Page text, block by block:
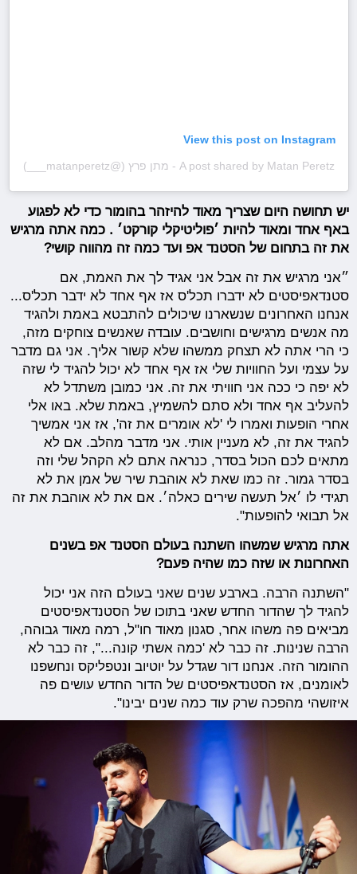
View this post on Instagram
A post shared by Matan Peretz - מתן פרץ (@matanperetz___)
יש תחושה היום שצריך מאוד להיזהר בהומור כדי לא לפגוע
באף אחד ומאוד להיות ׳פוליטיקלי קורקט׳ . כמה אתה מרגיש
את זה בתחום של הסטנד אפ ועד כמה זה מהווה קושי?
״אני מרגיש את זה אבל אני אגיד לך את האמת, אם
סטנדאפיסטים לא ידברו תכל'ס אז אף אחד לא ידבר תכל'ס...
אנחנו האחרונים שנשארנו שיכולים להתבטא באמת ולהגיד
מה אנשים מרגישים וחושבים. עובדה שאנשים צוחקים מזה,
כי הרי אתה לא תצחק ממשהו שלא קשור אליך. אני גם מדבר
על עצמי ועל החוויות שלי אז אף אחד לא יכול להגיד לי שזה
לא יפה כי ככה אני חוויתי את זה. אני כמובן משתדל לא
להעליב אף אחד ולא סתם להשמיץ, באמת שלא. באו אלי
אחרי הופעות ואמרו לי 'לא אומרים את זה', אז אני אמשיך
להגיד את זה, לא מעניין אותי. אני מדבר מהלב. אם לא
מתאים לכם הכול בסדר, כנראה אתם לא הקהל שלי וזה
בסדר גמור. זה כמו שאת לא אוהבת שיר של אמן את לא
תגידי לו ׳אל תעשה שירים כאלה׳. אם את לא אוהבת את זה
אל תבואי להופעות".
אתה מרגיש שמשהו השתנה בעולם הסטנד אפ בשנים
האחרונות או שזה כמו שהיה פעם?
"השתנה הרבה. בארבע שנים שאני בעולם הזה אני יכול
להגיד לך שהדור החדש שאני בתוכו של הסטנדאפיסטים
מביאים פה משהו אחר, סגנון מאוד חו"ל, רמה מאוד גבוהה,
הרבה שנינות. זה כבר לא 'כמה אשתי קונה...", זה כבר לא
ההומור הזה. אנחנו דור שגדל על יוטיוב ונטפליקס ונחשפנו
לאומנים, אז הסטנדאפיסטים של הדור החדש עושים פה
איזושהי מהפכה שרק עוד כמה שנים יבינו".